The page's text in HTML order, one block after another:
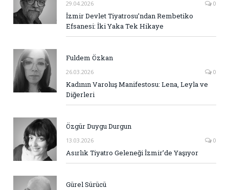
29.04.2026 0
İzmir Devlet Tiyatrosu’ndan Rembetiko
Efsanesi: İki Yaka Tek Hikaye
Fuldem Özkan
26.03.2026 0
Kadının Varoluş Manifestosu: Lena, Leyla ve
Diğerleri
Özgür Duygu Durgun
13.03.2026 0
Asırlık Tiyatro Geleneği İzmir’de Yaşıyor
Gürel Sürücü